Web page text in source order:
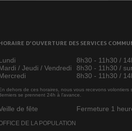
D’OUVERTURE DES SERVICES
8h30 - 11h30 /
/ Jeudi / Vendredi
8h30 - 11h30 /
8h30 - 11h30 /
dehors de ces horaires, nous vous recevons volontiers
se prennent 24h à l’avance.
de fête Fermeture 1
DE LA POPULATION